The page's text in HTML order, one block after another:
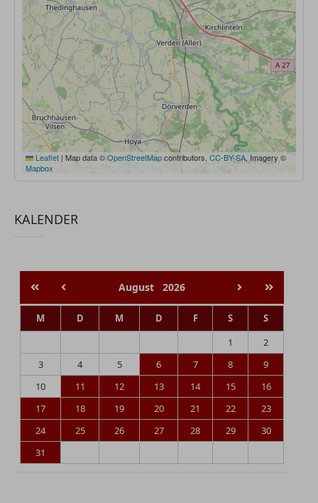
Leaflet | Map data ©OpenStreetMapcontributors, CC-BY-SA , Imagery ©
Mapbox
KALENDER
August 2026
M D M D F S
S
1
2
3
4 5 6 7 8
9
10
11 12 13 14 15
16
17
18 19 20 21 22
23
24
25 26 27 28 29
30
31